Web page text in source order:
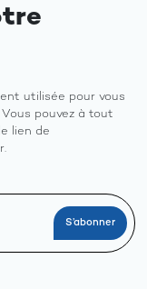
utilisée pour vous
pouvez à tout
lien de